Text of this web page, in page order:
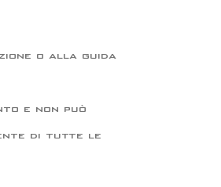
o alla guida
e non può
di tutte le